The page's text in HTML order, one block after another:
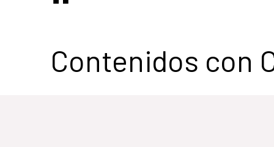
Centro Cultural
Contenidos con